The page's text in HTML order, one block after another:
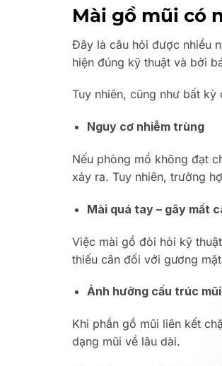
Mài gồ mũi có
Đây là câu hỏi được nhiều
hiện đúng kỹ thuật và bởi
Tuy nhiên, cũng như bất
Nguy cơ nhiễm trùng
Nếu phòng mổ không đạt
xảy ra. Tuy nhiên, trường
Mài quá tay – gây mất
Việc mài gồ đòi hỏi kỹ
thiếu cân đối với gương
Ảnh hưởng cấu trúc mũi
Khi phần gồ mũi liên kết
dạng mũi về lâu dài.